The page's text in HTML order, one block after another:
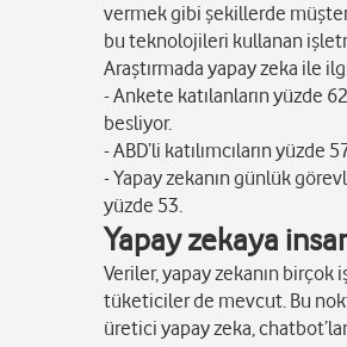
vermek gibi şekillerde
bu teknolojileri kullanan
Araştırmada yapay zeka ile
- Ankete katılanların yüzde
besliyor.
- ABD’li katılımcıların
- Yapay zekanın günlük
yüzde 53.
Yapay zekaya
Veriler, yapay zekanın
tüketiciler de mevcut. Bu
üretici yapay zeka,